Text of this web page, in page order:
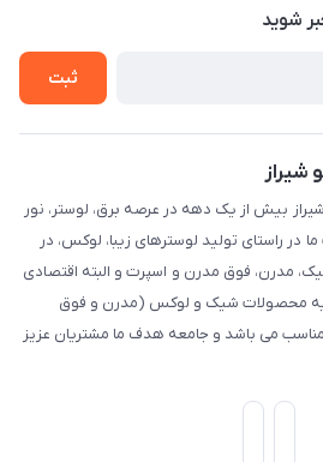
شوید
ثبت
شیراز
بیش از یک دهه در عرصه برق، لوستر، نور
در راستای تولید لوسترهای زیبا، لوکس، در
مدرن، فوق مدرن و اسپرت و البته اقتصادی
محصولات شیک و لوکس (مدرن و فوق
می باشد و جامعه هدف ما مشتریان عزیز